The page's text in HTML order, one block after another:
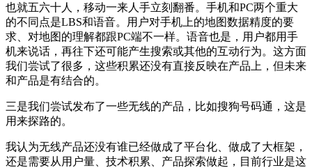
也就五六十人，移动一来人手立刻翻番。手机和PC两个重大
的不同点是LBS和语音。用户对手机上的地图数据精度的要
求、对地图的理解都跟PC端不一样。语音也是，用户都用手
机来说话，再往下还可能产生搜索或其他的互动行为。这方面
我们尝试了很多，这些积累还没有直接反映在产品上，但未来
和产品是有结合的。
三是我们尝试发布了一些无线的产品，比如搜狗号码通，这是
用来探路的。
我认为无线产品还没有谁已经做成了平台化、做成了大框架，
还是需要从用户量、技术积累、产品探索做起，目前行业是这